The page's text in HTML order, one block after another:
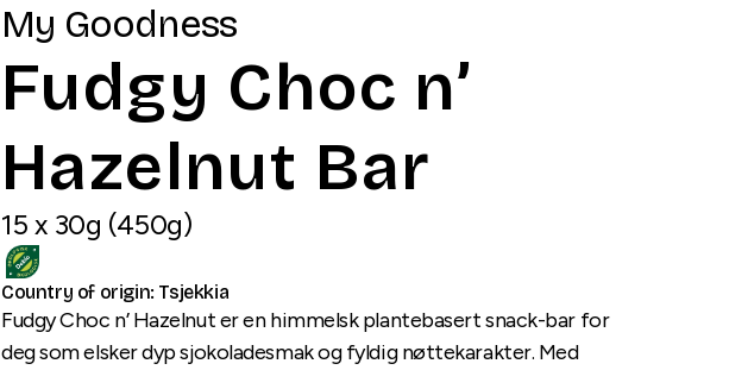
My Goodness
Fudgy Choc n’
Hazelnut Bar
15 x 30g (450g)
Country of origin: Tsjekkia
Fudgy Choc n’ Hazelnut er en himmelsk plantebasert snack-bar for
deg som elsker dyp sjokoladesmak og fyldig nøttekarakter. Med